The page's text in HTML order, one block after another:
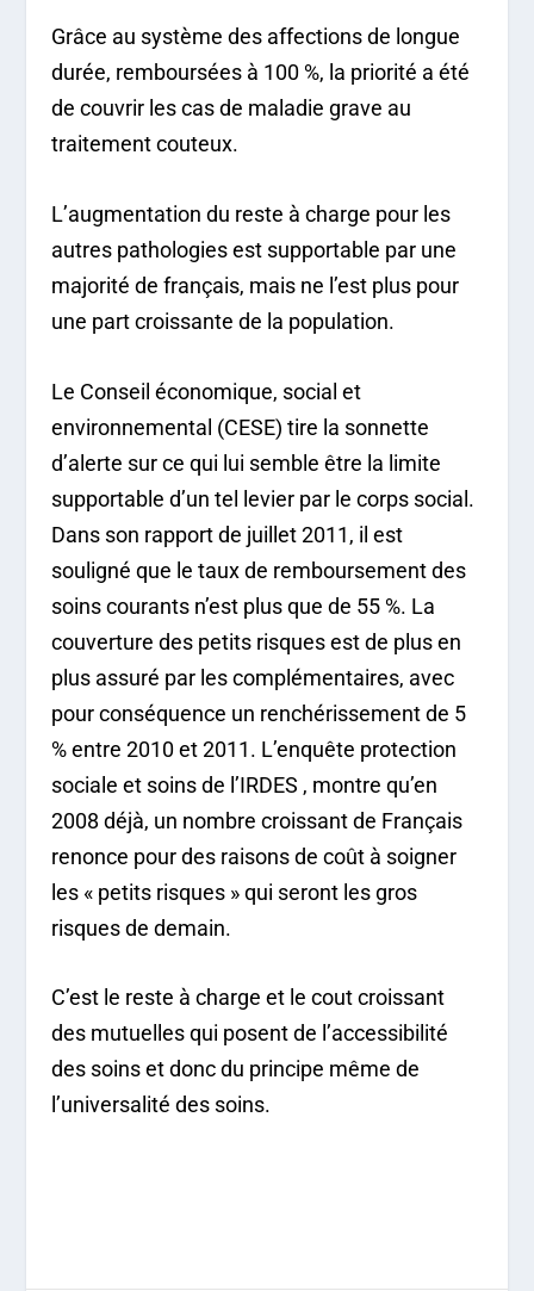
Grâce au système des affections de longue
durée, remboursées à 100 %, la priorité a été
de couvrir les cas de maladie grave au
traitement couteux.
L’augmentation du reste à charge pour les
autres pathologies est supportable par une
majorité de français, mais ne l’est plus pour
une part croissante de la population.
Le Conseil économique, social et
environnemental (CESE) tire la sonnette
d’alerte sur ce qui lui semble être la limite
supportable d’un tel levier par le corps social.
Dans son rapport de juillet 2011, il est
souligné que le taux de remboursement des
soins courants n’est plus que de 55 %. La
couverture des petits risques est de plus en
plus assuré par les complémentaires, avec
pour conséquence un renchérissement de 5
% entre 2010 et 2011. L’enquête protection
sociale et soins de l’IRDES , montre qu’en
2008 déjà, un nombre croissant de Français
renonce pour des raisons de coût à soigner
les « petits risques » qui seront les gros
risques de demain.
C’est le reste à charge et le cout croissant
des mutuelles qui posent de l’accessibilité
des soins et donc du principe même de
l’universalité des soins.